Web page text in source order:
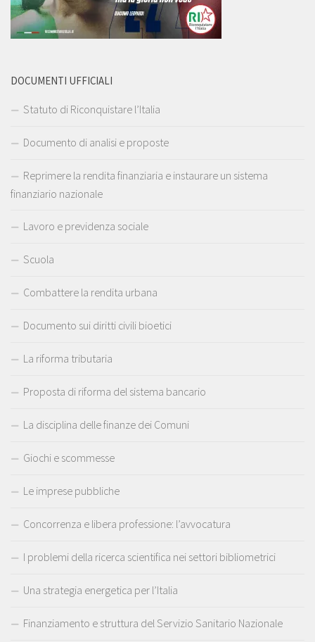
DOCUMENTI UFFICIALI
Statuto di Riconquistare l’Italia
Documento di analisi e proposte
Reprimere la rendita finanziaria e instaurare un sistema
finanziario nazionale
Lavoro e previdenza sociale
Scuola
Combattere la rendita urbana
Documento sui diritti civili bioetici
La riforma tributaria
Proposta di riforma del sistema bancario
La disciplina delle finanze dei Comuni
Giochi e scommesse
Le imprese pubbliche
Concorrenza e libera professione: l’avvocatura
I problemi della ricerca scientifica nei settori bibliometrici
Una strategia energetica per l’Italia
Finanziamento e struttura del Servizio Sanitario Nazionale